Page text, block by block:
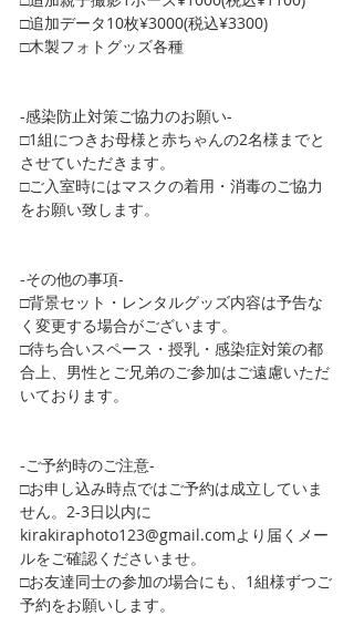
□追加データ10枚¥3000(税込¥3300)
□木製フォトグッズ各種
-感染防止対策ご協力のお願い-
□1組につきお母様と赤ちゃんの2名様までと
させていただきます。
□ご入室時にはマスクの着用・消毒のご協力
をお願い致します。
-その他の事項-
□背景セット・レンタルグッズ内容は予告な
く変更する場合がございます。
□待ち合いスペース・授乳・感染症対策の都
合上、男性とご兄弟のご参加はご遠慮いただ
いております。
-ご予約時のご注意-
□お申し込み時点ではご予約は成立していま
せん。2-3日以内に
kirakiraphoto123@gmail.comより届くメー
ルをご確認くださいませ。
□お友達同士の参加の場合にも、1組様ずつご
予約をお願いします。